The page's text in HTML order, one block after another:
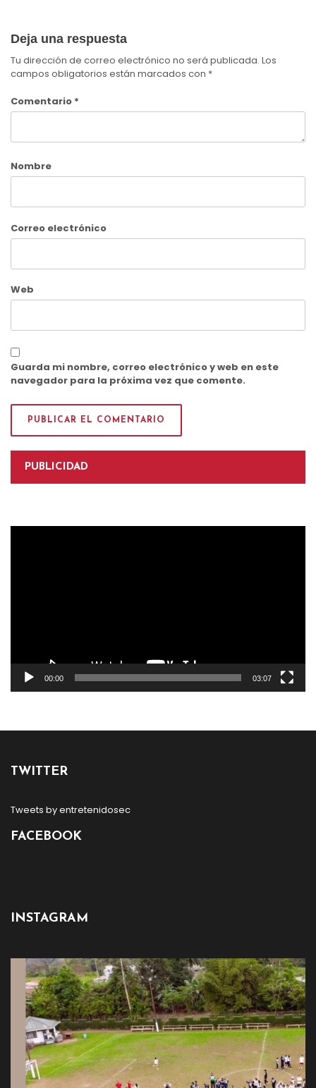
Deja una respuesta
Tu dirección de correo electrónico no será publicada. Los
campos obligatorios están marcados con *
Comentario *
Nombre
Correo electrónico
Web
Guarda mi nombre, correo electrónico y web en este
navegador para la próxima vez que comente.
PUBLICIDAD
00:00 03:07
TWITTER
Tweets by entretenidosec
FACEBOOK
INSTAGRAM